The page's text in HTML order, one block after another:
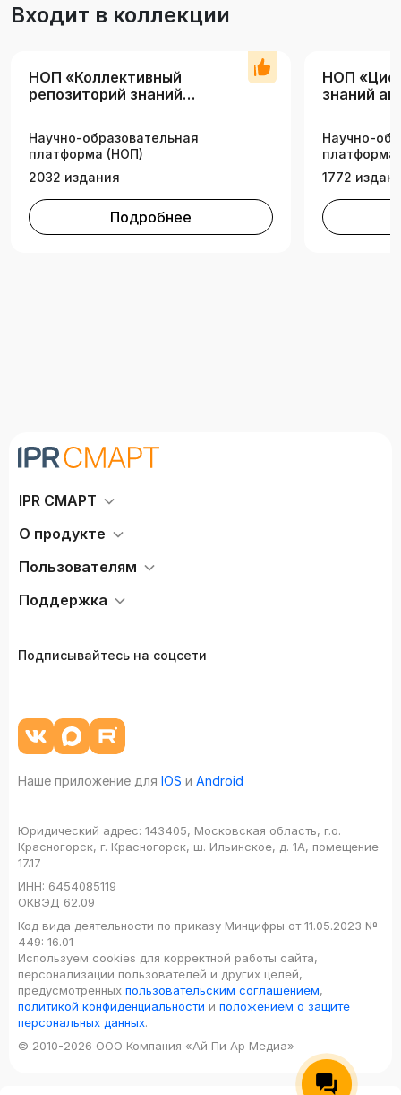
Входит в коллекции
НОП «Коллективный
репозиторий знаний
Научно-образовательная
платформа (НОП)
2032 издания
Подробнее
НОП
знаний
Научно-
платформа
1772
IPR СМАРТ
О продукте
Пользователям
Поддержка
Подписывайтесь на соцсети
Наше приложение для IOS и Android
Юридический адрес: 143405, Московская область, г.о.
Красногорск, г. Красногорск, ш. Ильинское, д. 1А, помещение
17.17
ИНН: 6454085119
ОКВЭД 62.09
Код вида деятельности по приказу Минцифры от 11.05.2023 №
449: 16.01
Используем cookies для корректной работы сайта,
персонализации пользователей и других целей,
предусмотренных пользовательским соглашением,
политикой конфиденциальности и положением о защите
персональных данных.
© 2010-2026 ООО Компания «Ай Пи Ар Медиа»